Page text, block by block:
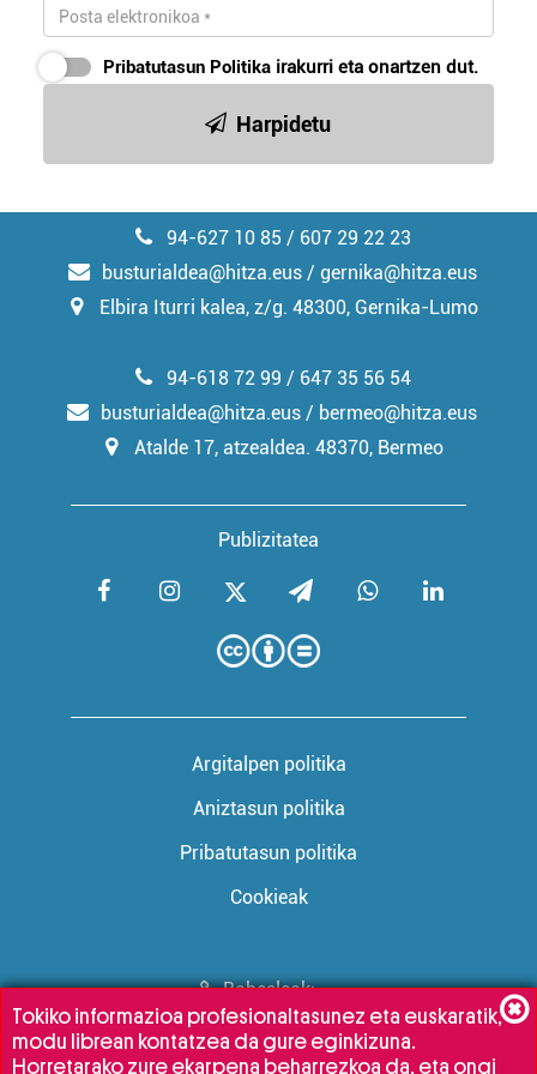
Pribatutasun Politika irakurri eta onartzen dut.
Harpidetu
94-627 10 85 / 607 29 22 23
busturialdea@hitza.eus / gernika@hitza.eus
Elbira Iturri kalea, z/g. 48300, Gernika-Lumo
Publizitatea
94-618 72 99 / 647 35 56 54
busturialdea@hitza.eus / bermeo@hitza.eus
Atalde 17, atzealdea. 48370, Bermeo
Argitalpen politika
Aniztasun politika
Pribatutasun politika
Cookieak
Babesleak:
Tokiko informazioa profesionaltasunez eta euskaratik,
modu librean kontatzea da gure eginkizuna.
Horretarako zure ekarpena beharrezkoa da, eta ongi